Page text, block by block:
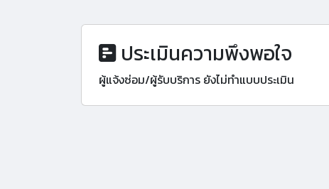
ประเมินความพึงพอใจ
ผู้แจ้งซ่อม/ผู้รับบริการ ยังไม่ทำแบบประเมิน